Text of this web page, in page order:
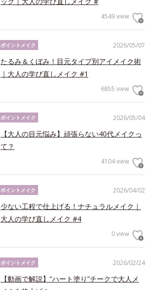
4549 view
2026/05/07
ポイントメイク
たるみ＆くぼみ！目元タイプ別アイメイク術
｜大人の学び直しメイク #1
6855 view
2026/05/04
ポイントメイク
【大人の目元悩み】頑張らない40代メイクっ
て？
4104 view
2026/04/02
ポイントメイク
少ない工程で仕上げる！ナチュラルメイク｜
大人の学び直しメイク #4
0 view
2026/02/24
ポイントメイク
【動画で解説】“ハート塗り”チークで大人メ